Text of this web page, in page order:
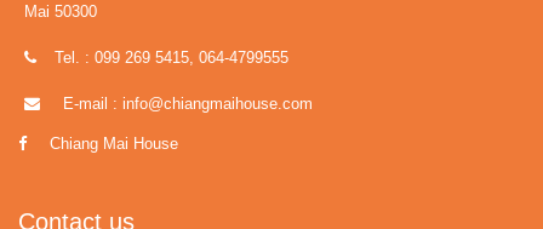
Mai 50300
Tel. : 099 269 5415, 064-4799555
E-mail : info@chiangmaihouse.com
Chiang Mai House
Contact us